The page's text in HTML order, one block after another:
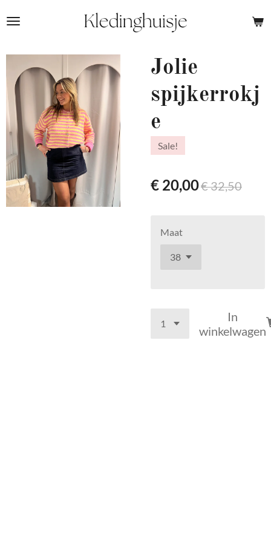
direct
de
hoofdinhoud
Jolie
spijkerrokj
e
Sale!
€ 20,00€ 32,50
Maat
In
winkelwagen